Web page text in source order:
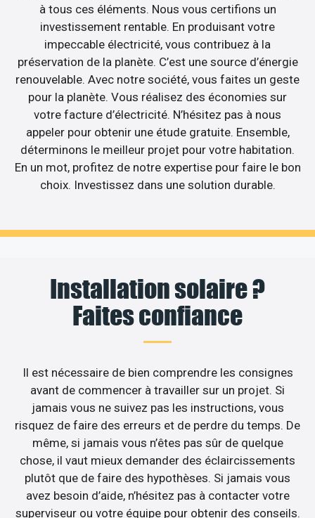
à tous ces éléments. Nous vous certifions un
investissement rentable. En produisant votre
impeccable électricité, vous contribuez à la
préservation de la planète. C’est une source d’énergie
renouvelable. Avec notre société, vous faites un geste
pour la planète. Vous réalisez des économies sur
votre facture d’électricité. N’hésitez pas à nous
appeler pour obtenir une étude gratuite. Ensemble,
déterminons le meilleur projet pour votre habitation.
En un mot, profitez de notre expertise pour faire le bon
choix. Investissez dans une solution durable.
Installation solaire ?
Faites confiance
Il est nécessaire de bien comprendre les consignes
avant de commencer à travailler sur un projet. Si
jamais vous ne suivez pas les instructions, vous
risquez de faire des erreurs et de perdre du temps. De
même, si jamais vous n’êtes pas sûr de quelque
chose, il vaut mieux demander des éclaircissements
plutôt que de faire des hypothèses. Si jamais vous
avez besoin d’aide, n’hésitez pas à contacter votre
superviseur ou votre équipe pour obtenir des conseils.